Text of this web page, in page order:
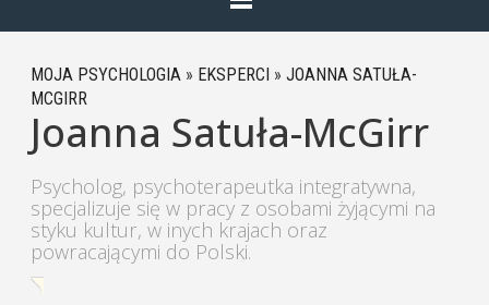
MOJA PSYCHOLOGIA » EKSPERCI » JOANNA SATUŁA-
MCGIRR
Joanna Satuła-McGirr
Psycholog, psychoterapeutka integratywna,
specjalizuje się w pracy z osobami żyjącymi na
styku kultur, w inych krajach oraz
powracającymi do Polski.